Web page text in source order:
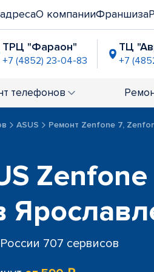
О компанииФраншиза
ТРЦ "Фараон"
+7 (4852) 23-04-83
ТЦ
+7
+7 (4852) 60-71-76 +7
телефонов
ASUS Ремонт Zenfone 7,
Zenfone
707 сервисов